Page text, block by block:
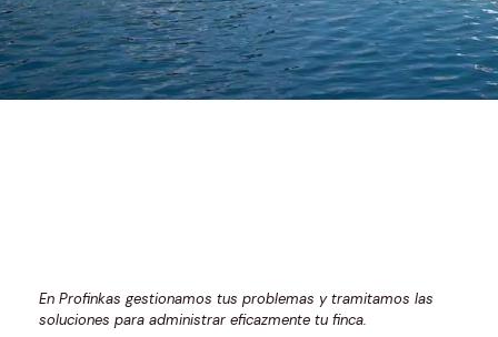
En Profinkas gestionamos tus problemas y tramitamos las
soluciones para administrar eficazmente tu finca.